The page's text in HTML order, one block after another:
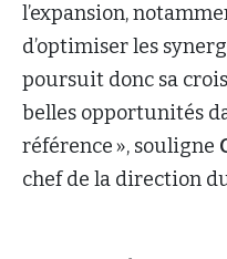
l’expansion,
d’optimiser les
poursuit donc sa
belles opportunités
référence », souligne
chef de la direction